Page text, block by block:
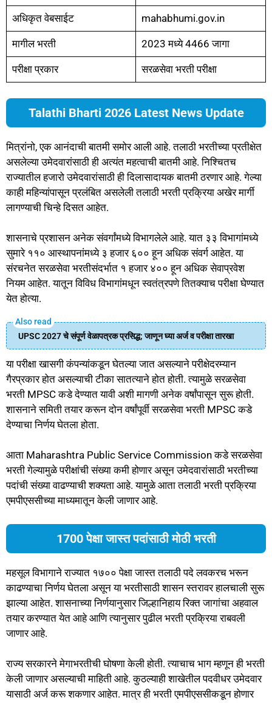
अधिकृत वेबसाईट mahabhumi.gov.in
मागील भरती 2023 मध्ये 4466 जागा
परीक्षा प्रकार सरळसेवा भरती परीक्षा
Talathi Bharti 2026 Latest News Update
मित्रांनो, एक आनंदाची बातमी समोर आली आहे. तलाठी भरतीच्या प्रतीक्षेत
असलेल्या उमेदवारांसाठी ही अत्यंत महत्वाची बातमी आहे. निश्चितच
राज्यातील हजारो उमेदवारांसाठी ही दिलासादायक बातमी ठरणार आहे. गेल्या
काही महिन्यांपासून प्रलंबित असलेली तलाठी भरती प्रक्रिया अखेर मार्गी
लागण्याची चिन्हे दिसत आहेत.
शासनाचे प्रशासन अनेक संवर्गांमध्ये विभागलेले आहे. यात ३३ विभागांमध्ये
सुमारे ११० आस्थापनांमध्ये ३ हजार ६०० हून अधिक संवर्ग आहेत. या
संरचनेत सरळसेवा भरतीसंदर्भात १ हजार ४०० हून अधिक सेवाप्रवेश
नियम आहेत. यातून विविध विभागांमधून स्वतंत्रपणे तितक्याच परीक्षा घेण्यात
येत होत्या.
UPSC 2027 चे संपूर्ण वेळापत्रक प्रसिद्ध; जाणून घ्या अर्ज व परीक्षा तारखा
या परीक्षा खासगी कंपन्यांकडून घेतल्या जात असल्याने परीक्षेदरम्यान
गैरप्रकार होत असल्याची टीका सातत्याने होत होती. त्यामुळे सरळसेवा
भरती MPSC कडे देण्यात यावी अशी मागणी अनेक वर्षांपासून सुरू होती.
शासनाने समिती तयार करून दोन वर्षांपूर्वी सरळसेवा भरती MPSC कडे
देण्याचा निर्णय घेतला होता.
आता Maharashtra Public Service Commission कडे सरळसेवा
भरती गेल्यामुळे परीक्षांची संख्या कमी होणार असून उमेदवारांसाठी भरतीच्या
पदांची संख्या वाढण्याची शक्यता आहे. यामुळे आता तलाठी भरती प्रक्रिया
एमपीएससीच्या माध्यमातून केली जाणार आहे.
1700 पेक्षा जास्त पदांसाठी मोठी भरती
महसूल विभागाने राज्यात १७०० पेक्षा जास्त तलाठी पदे लवकरच भरून
काढण्याचा निर्णय घेतला असून या भरतीसाठी शासन स्तरावर हालचाली सुरू
झाल्या आहेत. शासनाच्या निर्णयानुसार जिल्हानिहाय रिक्त जागांचा अहवाल
तयार करण्यात येत आहे आणि त्यानुसार पुढील भरती प्रक्रिया राबवली
जाणार आहे.
राज्य सरकारने मेगाभरतीची घोषणा केली होती. त्याचाच भाग म्हणून ही भरती
केली जाणार असल्याची माहिती आहे. कुठल्याही शाखेतील पदवीधर उमेदवार
यासाठी अर्ज करू शकणार आहेत. मात्र ही भरती एमपीएससीकडून होणार